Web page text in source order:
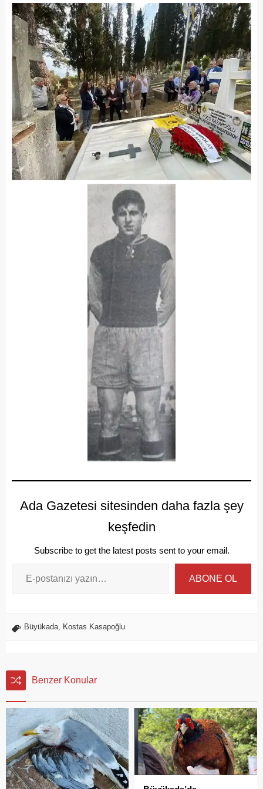
Ada Gazetesi sitesinden daha fazla şey
keşfedin
Subscribe to get the latest posts sent to your email.
ABONE OL
Büyükada Kostas Kasapoğlu
Benzer Konular